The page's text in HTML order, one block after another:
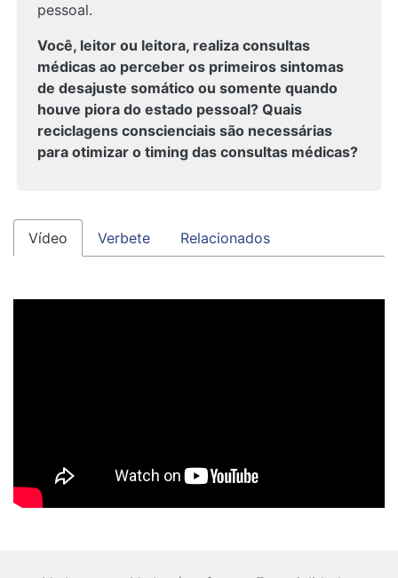
pessoal.
Você, leitor ou leitora, realiza consultas
médicas ao perceber os primeiros sintomas
de desajuste somático ou somente quando
houve piora do estado pessoal? Quais
reciclagens conscienciais são necessárias
para otimizar o timing das consultas médicas?
Vídeo Verbete Relacionados